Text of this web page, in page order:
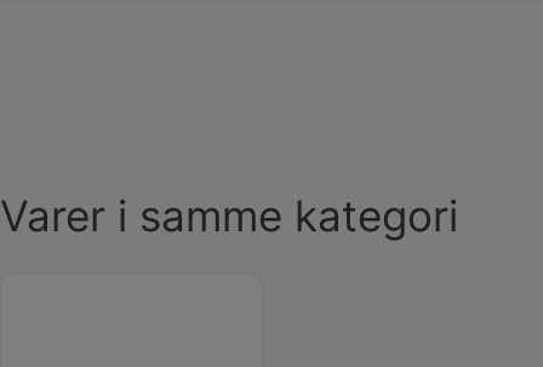
Varer i samme kategori